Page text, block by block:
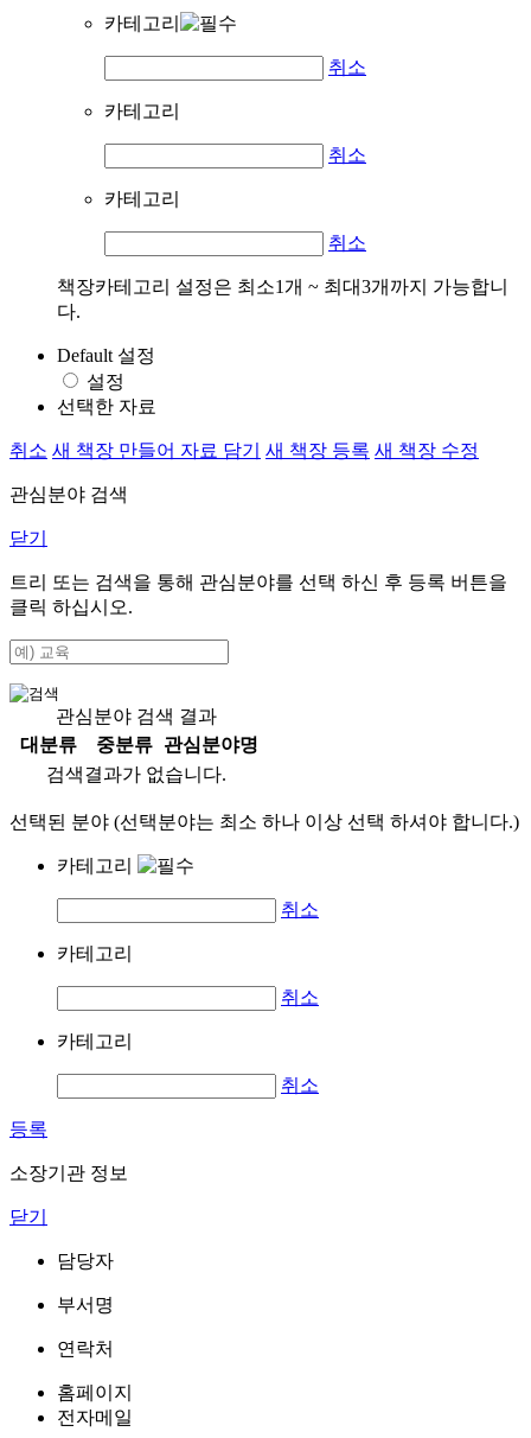
카테고리
취소
카테고리
취소
카테고리
취소
책장카테고리 설정은 최소1개 ~ 최대3개까지 가능합니
다.
Default 설정
설정
선택한 자료
취소 새 책장 만들어 자료 담기 새 책장 등록 새 책장 수정
관심분야 검색
닫기
트리 또는 검색을 통해 관심분야를 선택 하신 후 등록 버튼을
클릭 하십시오.
관심분야 검색 결과
대분류
중분류
관심분야명
검색결과가 없습니다.
선택된 분야 (선택분야는 최소 하나 이상 선택 하셔야 합니다.)
카테고리
취소
카테고리
취소
카테고리
취소
등록
소장기관 정보
닫기
담당자
부서명
연락처
홈페이지
전자메일